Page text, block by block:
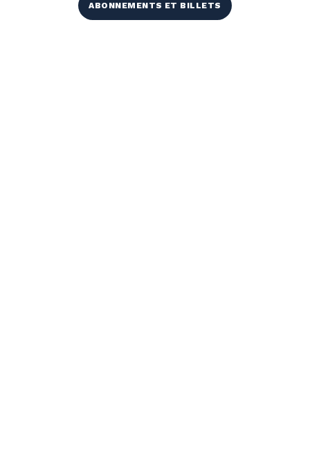
ABONNEMENTS ET BILLETS